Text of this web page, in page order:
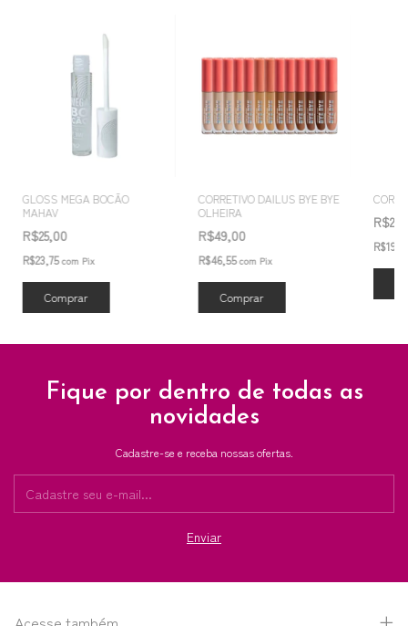
GLOSS MEGA BOCÃO
MAHAV
R$25,00
R$23,75com Pix
CORRETIVO DAILUS BYE BYE
OLHEIRA
R$49,00
R$46,55com Pix
Comprar
Fique por dentro de todas as
novidades
Cadastre-se e receba nossas ofertas.